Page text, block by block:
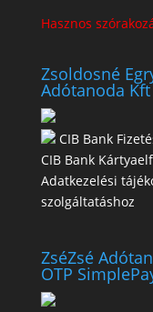
Hasznos
Zsoldosné
Adótanoda
CIB Bank
CIB Bank
Adatkezelési
szolgáltatáshoz
ZséZsé
OTP